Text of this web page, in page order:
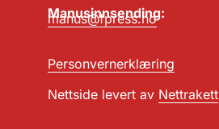
Manusinnsending:
manus@fpress.no
Personvernerklæring
Nettside levert av Nettrakett